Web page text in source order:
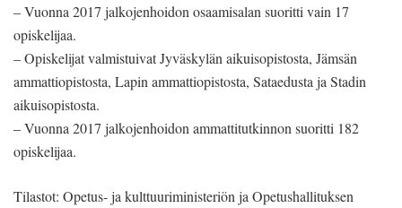
– Vuonna 2017 jalkojenhoidon osaamisalan suoritti vain 17
opiskelijaa.
– Opiskelijat valmistuivat Jyväskylän aikuisopistosta, Jämsän
ammattiopistosta, Lapin ammattiopistosta, Sataedusta ja Stadin
aikuisopistosta.
– Vuonna 2017 jalkojenhoidon ammattitutkinnon suoritti 182
opiskelijaa.
Tilastot: Opetus- ja kulttuuriministeriön ja Opetushallituksen